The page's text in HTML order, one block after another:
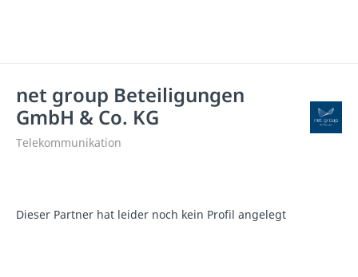
net group Beteiligungen
GmbH & Co. KG
Telekommunikation
Dieser Partner hat leider noch kein Profil angelegt